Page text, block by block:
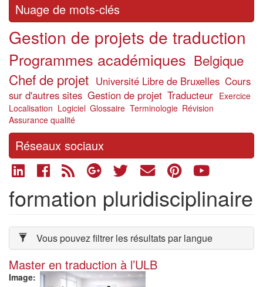
Nuage de mots-clés
Gestion de projets de traduction
Programmes académiques Belgique
Chef de projet Université Libre de Bruxelles Cours
sur d'autres sites Gestion de projet Traducteur Exercice
Localisation Logiciel Glossaire Terminologie Révision
Assurance qualité
Réseaux sociaux
formation pluridisciplinaire
Vous pouvez filtrer les résultats par langue
Master en traduction à l’ULB
Image